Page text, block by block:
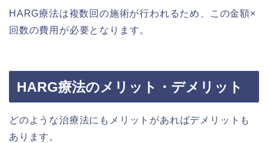
HARG療法は複数回の施術が行われるため、この金額×
回数の費用が必要となります。
HARG療法のメリット・デメリット
どのような治療法にもメリットがあればデメリットも
あります。